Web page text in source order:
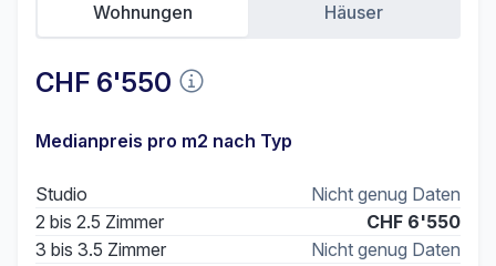
CHF 6'550
Wohnungen Häuser
Medianpreis pro m2 nach Typ
Studio
Nicht genug Daten
2 bis 2.5 Zimmer
CHF 6'550
3 bis 3.5 Zimmer
Nicht genug Daten